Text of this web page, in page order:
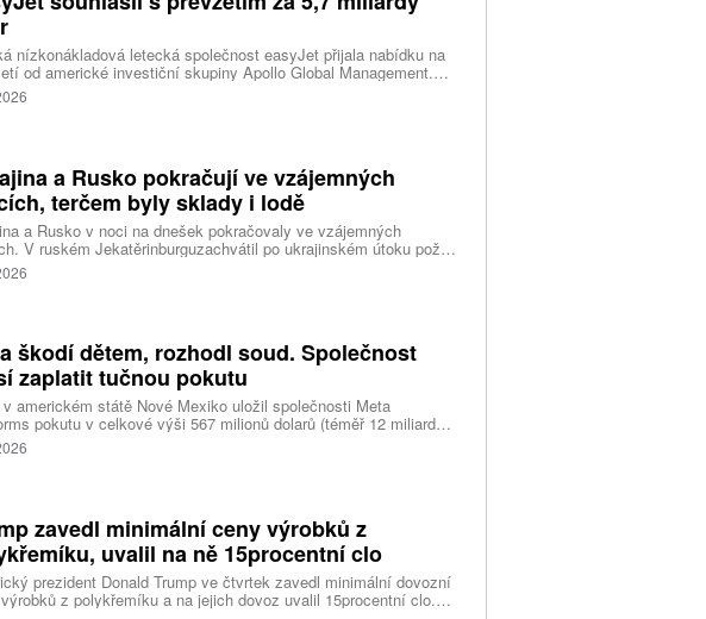
nízkonákladová letecká společnost easyJet přijala nabídku na
od americké investiční skupiny Apollo Global Management.
oceňuje aerolinku na 5,7 miliardy liber, tedy přibližně 162
korun.
a Rusko pokračují ve vzájemných
terčem byly sklady i lodě
a Rusko v noci na dnešek pokračovaly ve vzájemných
V ruském Jekatěrinburguzachvátil po ukrajinském útoku požár
centrum ruského internetového prodejce Wildberries.
o tom informovala bez podrobností na síti Telegram.
škodí dětem, rozhodl soud. Společnost
zaplatit tučnou pokutu
americkém státě Nové Mexiko uložil společnosti Meta
pokutu v celkové výši 567 milionů dolarů (téměř 12 miliard
za újmu, kterou její platformy Facebook a Instagram působí
lidem. Firma musí změnit způsob ověřování věku.
zavedl minimální ceny výrobků z
uvalil na ně 15procentní clo
prezident Donald Trump ve čtvrtek zavedl minimální dovozní
z polykřemíku a na jejich dovoz uvalil 15procentní clo.